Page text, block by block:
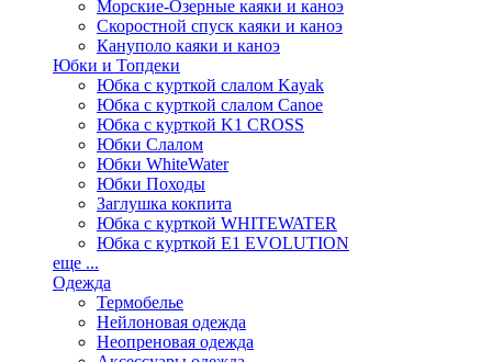
Морские-Озерные каяки и каноэ
Скоростной спуск каяки и каноэ
Кануполо каяки и каноэ
Юбки и Топдеки
Юбка с курткой слалом Kayak
Юбка с курткой слалом Canoe
Юбка с курткой K1 CROSS
Юбки Слалом
Юбки WhiteWater
Юбки Походы
Заглушка кокпита
Юбка с курткой WHITEWATER
Юбка с курткой E1 EVOLUTION
еще ...
Одежда
Термобелье
Нейлоновая одежда
Неопреновая одежда